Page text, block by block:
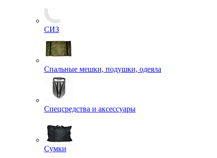
СИЗ
Спальные мешки, подушки, одеяла
Спецсредства и аксессуары
Сумки